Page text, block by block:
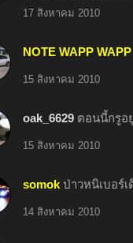
17 สิงหาคม 2010
NOTE WAPP WAPP
15 สิงหาคม 2010
oak_6629 ตอนนี้กรูอ
15 สิงหาคม 2010
somok ป่าวหนิเบอร์
14 สิงหาคม 2010